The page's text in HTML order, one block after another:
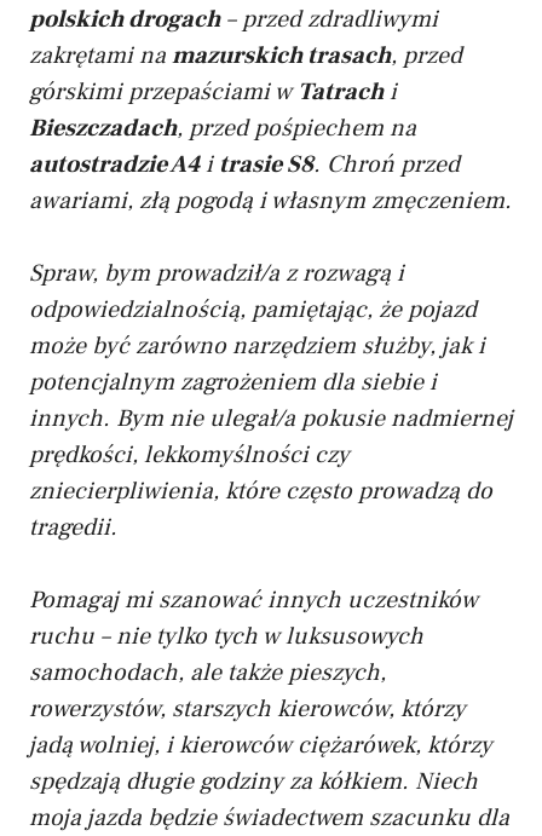
polskich drogach– przed zdradliwymi
zakrętami namazurskich trasach, przed
górskimi przepaściami w Tatrachi
Bieszczadach, przed pośpiechem na
autostradzie A4i trasie S8. Chroń przed
awariami, złą pogodą i własnym zmęczeniem.
Spraw, bym prowadził/a z rozwagą i
odpowiedzialnością, pamiętając, że pojazd
może być zarówno narzędziem służby, jak i
potencjalnym zagrożeniem dla siebie i
innych. Bym nie ulegał/a pokusie nadmiernej
prędkości, lekkomyślności czy
zniecierpliwienia, które często prowadzą do
tragedii.
Pomagaj mi szanować innych uczestników
ruchu – nie tylko tych w luksusowych
samochodach, ale także pieszych,
rowerzystów, starszych kierowców, którzy
jadą wolniej, i kierowców ciężarówek, którzy
spędzają długie godziny za kółkiem. Niech
moja jazda będzie świadectwem szacunku dla